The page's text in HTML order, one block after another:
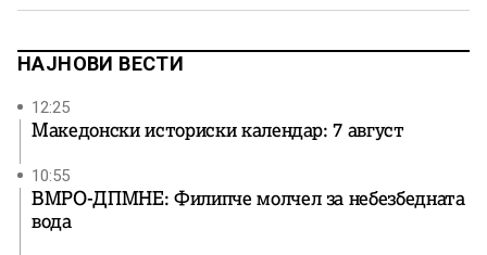
Мицкоски јавно повика да се најде модел со кој
НАЈНОВИ ВЕСТИ
12:25
Македонски историски календар: 7 август
10:55
ВМРО-ДПМНЕ: Филипче молчел за небезбедната
вода